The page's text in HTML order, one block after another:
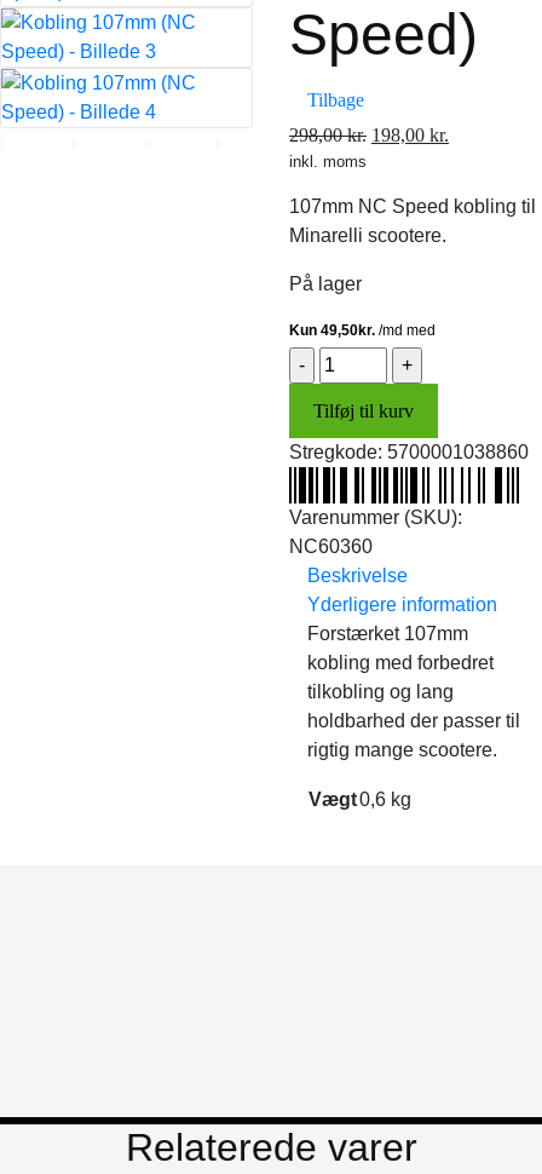
Speed)
Tilbage
298,00kr. Den
198,00 kr.
inkl. moms
107mm NC Speed kobling til
Minarelli scootere.
På lager
Kobling
107mm
(NC
Speed)
Tilføj til kurv
Stregkode: 5700001038860
Varenummer (SKU):
NC60360
Beskrivelse
Yderligere information
Forstærket 107mm
kobling med forbedret
tilkobling og lang
holdbarhed der passer til
rigtig mange scootere.
Vægt0,6 kg
Relaterede varer